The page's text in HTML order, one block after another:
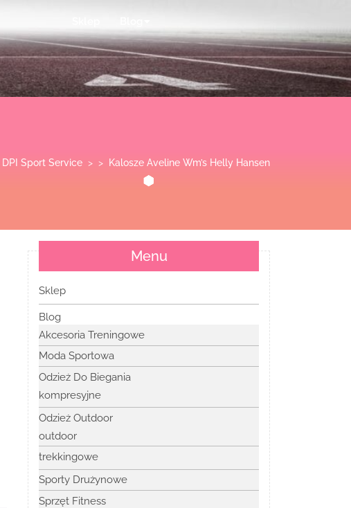
DPI Sport Service > > Kalosze Aveline Wm’s Helly Hansen
Menu
Sklep
Blog
Akcesoria Treningowe
Moda Sportowa
Odzież Do Biegania
kompresyjne
Odzież Outdoor
outdoor
trekkingowe
Sporty Drużynowe
Sprzęt Fitness